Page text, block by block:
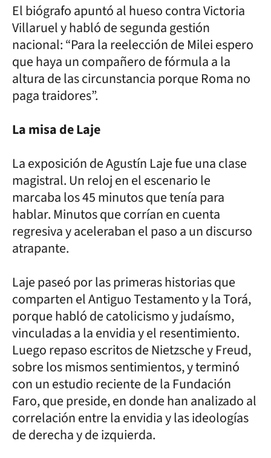
El biógrafo apuntó al hueso contra Victoria
Villaruel y habló de segunda gestión
nacional: “Para la reelección de Milei espero
que haya un compañero de fórmula a la
altura de las circunstancia porque Roma no
paga traidores”.
La misa de Laje
La exposición de Agustín Laje fue una clase
magistral. Un reloj en el escenario le
marcaba los 45 minutos que tenía para
hablar. Minutos que corrían en cuenta
regresiva y aceleraban el paso a un discurso
atrapante.
Laje paseó por las primeras historias que
comparten el Antiguo Testamento y la Torá,
porque habló de catolicismo y judaísmo,
vinculadas a la envidia y el resentimiento.
Luego repaso escritos de Nietzsche y Freud,
sobre los mismos sentimientos, y terminó
con un estudio reciente de la Fundación
Faro, que preside, en donde han analizado al
correlación entre la envidia y las ideologías
de derecha y de izquierda.